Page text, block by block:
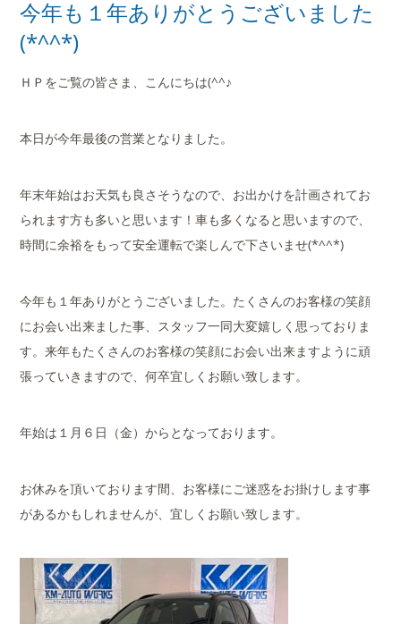
今年も１年ありがとうございました
(*^^*)
ＨＰをご覧の皆さま、こんにちは(^^♪
本日が今年最後の営業となりました。
年末年始はお天気も良さそうなので、お出かけを計画されてお
られます方も多いと思います！車も多くなると思いますので、
時間に余裕をもって安全運転で楽しんで下さいませ(*^^*)
今年も１年ありがとうございました。たくさんのお客様の笑顔
にお会い出来ました事、スタッフ一同大変嬉しく思っておりま
す。来年もたくさんのお客様の笑顔にお会い出来ますように頑
張っていきますので、何卒宜しくお願い致します。
年始は１月６日（金）からとなっております。
お休みを頂いております間、お客様にご迷惑をお掛けします事
があるかもしれませんが、宜しくお願い致します。